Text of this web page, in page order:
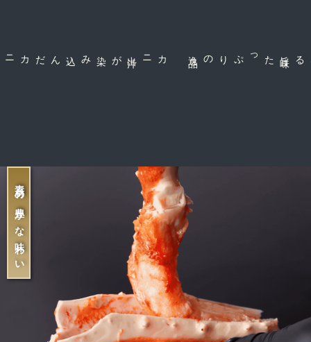
素材の豊かな味わい
茹で上げる
カニ出
汁
が染み込んだ